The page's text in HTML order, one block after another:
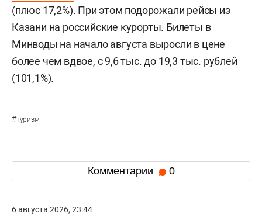
(плюс 17,2%). При этом подорожали рейсы из
Казани на российские курорты. Билеты в
Минводы на начало августа выросли в цене
более чем вдвое, с 9,6 тыс. до 19,3 тыс. рублей
(101,1%).
#туризм
Комментарии 0
6 августа 2026, 23:44